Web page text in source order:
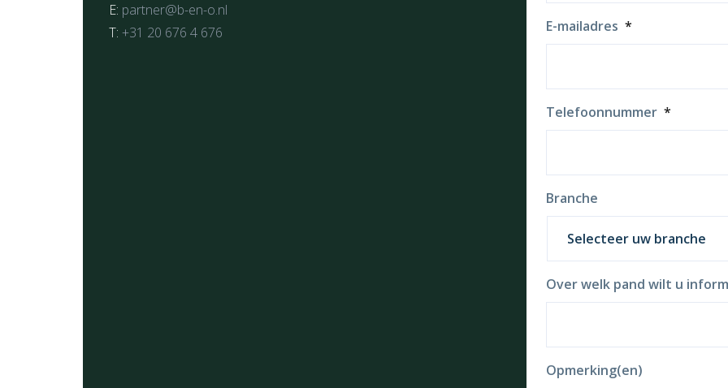
E: partner@b-en-o.nl
T: +31 20 676 4 676 E-mailadres *
Telefoonnummer *
Branche
Over welk pand wilt u
Opmerking(en)